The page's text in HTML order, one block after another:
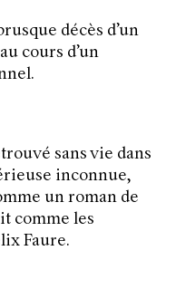
décès d’un
cours d’un
sans vie dans
inconnue,
un roman de
comme les
Faure.